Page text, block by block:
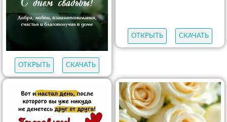
ОТКРЫТЬ СКАЧАТЬ
ОТКРЫТЬ СКАЧАТЬ